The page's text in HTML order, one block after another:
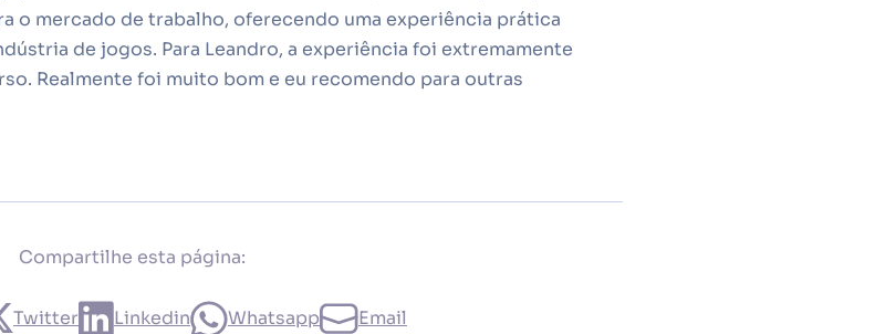
o mercado de trabalho, oferecendo uma experiência prática
de jogos. Para Leandro, a experiência foi extremamente
Realmente foi muito bom e eu recomendo para outras
Compartilhe esta página:
Twitter Linkedin Whatsapp Email